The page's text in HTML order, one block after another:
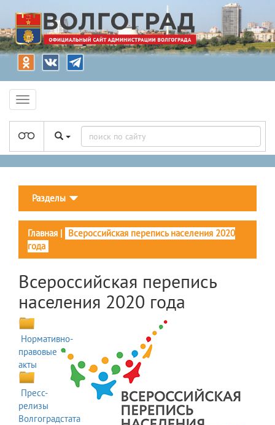
Разделы
Главная | Всероссийская перепись населения 2020
года
Всероссийская перепись
населения 2020 года
Нормативно-
правовые
акты
Пресс-
релизы
Волгоградстата